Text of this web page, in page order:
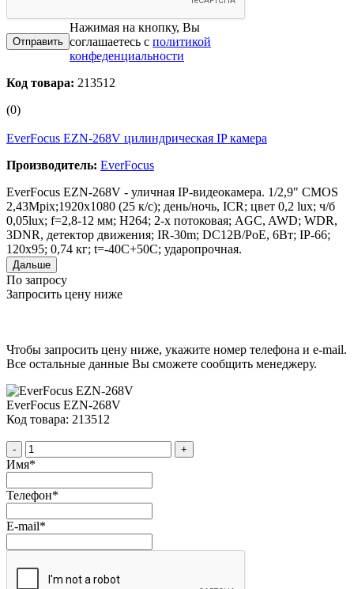
Нажимая на кнопку, Вы
соглашаетесь с политикой
конфеденциальности
Код товара: 213512
(0)
EverFocus EZN-268V цилиндрическая IP камера
Производитель: EverFocus
EverFocus EZN-268V - уличная IP-видеокамера. 1/2,9" CMOS
2,43Mpix;1920x1080 (25 к/с); день/ночь, ICR; цвет 0,2 lux; ч/б
0,05lux; f=2,8-12 мм; H264; 2-х потоковая; AGC, AWD; WDR,
3DNR, детектор движения; IR-30m; DC12B/PoE, 6Вт; IP-66;
120x95; 0,74 кг; t=-40С+50C; ударопрочная.
Дальше
По запросу
Запросить цену ниже
Чтобы запросить цену ниже, укажите номер телефона и e-mail.
Все остальные данные Вы сможете сообщить менеджеру.
EverFocus EZN-268V
Код товара: 213512
- +
Имя*
Телефон*
E-mail*